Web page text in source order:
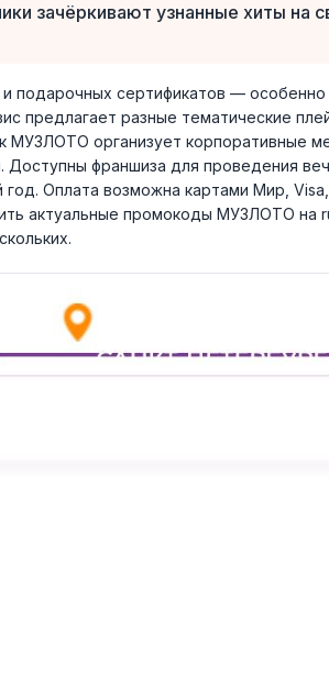
зачёркивают узнанные хиты на
подарочных сертификатов — особенно
предлагает разные тематические
организует корпоративные
франшиза для проведения
Оплата возможна картами Мир,
актуальные промокоды МУЗЛОТО на